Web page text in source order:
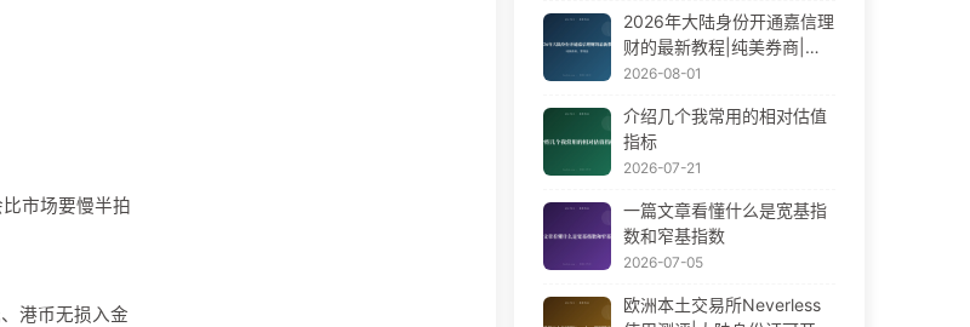
市场要慢半拍
港币无损入金
2026年大陆身份开通嘉信理
财的最新教程|纯美券商|零
佣金
2026-08-01
介绍几个我常用的相对估值
指标
2026-07-21
一篇文章看懂什么是宽基指
数和窄基指数
2026-07-05
欧洲本土交易所Neverless